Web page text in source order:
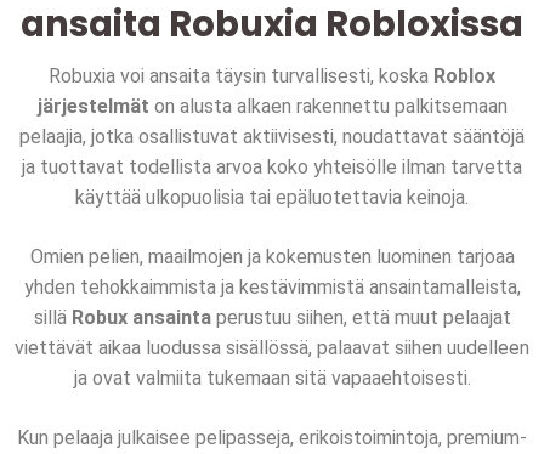
ansaita Robuxia Robloxissa
Robuxia voi ansaita täysin turvallisesti, koska Roblox
järjestelmät on alusta alkaen rakennettu palkitsemaan
pelaajia, jotka osallistuvat aktiivisesti, noudattavat sääntöjä
ja tuottavat todellista arvoa koko yhteisölle ilman tarvetta
käyttää ulkopuolisia tai epäluotettavia keinoja.
Omien pelien, maailmojen ja kokemusten luominen tarjoaa
yhden tehokkaimmista ja kestävimmistä ansaintamalleista,
sillä Robux ansaintaperustuu siihen, että muut pelaajat
viettävät aikaa luodussa sisällössä, palaavat siihen uudelleen
ja ovat valmiita tukemaan sitä vapaaehtoisesti.
Kun pelaaja julkaisee pelipasseja, erikoistoimintoja, premium-